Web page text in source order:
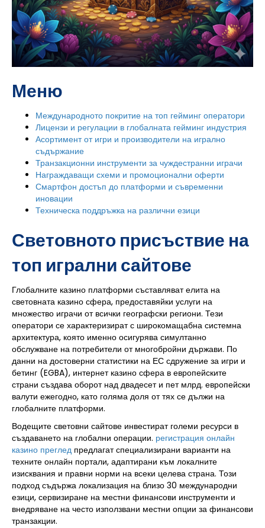
Меню
Международното покритие на топ гейминг оператори
Лицензи и регулации в глобалната гейминг индустрия
Асортимент от игри и производители на игрално
съдържание
Транзакционни инструменти за чуждестранни играчи
Награждаващи схеми и промоционални оферти
Смартфон достъп до платформи и съвременни
иновации
Техническа поддръжка на различни езици
Световното присъствие на
топ игрални сайтове
Глобалните казино платформи съставляват елита на
световната казино сфера, предоставяйки услуги на
множество играчи от всички географски региони. Тези
оператори се характеризират с широкомащабна системна
архитектура, която именно осигурява симултанно
обслужване на потребители от многобройни държави. По
данни на достоверни статистики на ЕС сдружение за игри и
бетинг (EGBA), интернет казино сфера в европейските
страни създава оборот над двадесет и пет млрд. европейски
валути ежегодно, като голяма доля от тях се дължи на
глобалните платформи.
Водещите световни сайтове инвестират големи ресурси в
създаването на глобални операции. регистрация онлайн
казино преглед предлагат специализирани варианти на
техните онлайн портали, адаптирани към локалните
изисквания и правни норми на всеки целева страна. Този
подход съдържа локализация на близо 30 международни
езици, сервизиране на местни финансови инструменти и
внедряване на често използвани местни опции за финансови
транзакции.